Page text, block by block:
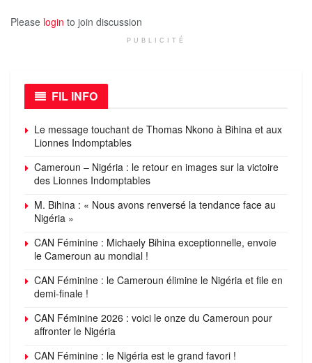
Please login to join discussion
PUBLICITÉ
FIL INFO
Le message touchant de Thomas Nkono à Bihina et aux
Lionnes Indomptables
Cameroun – Nigéria : le retour en images sur la victoire
des Lionnes Indomptables
M. Bihina : « Nous avons renversé la tendance face au
Nigéria »
CAN Féminine : Michaely Bihina exceptionnelle, envoie
le Cameroun au mondial !
CAN Féminine : le Cameroun élimine le Nigéria et file en
demi-finale !
CAN Féminine 2026 : voici le onze du Cameroun pour
affronter le Nigéria
CAN Féminine : le Nigéria est le grand favori !